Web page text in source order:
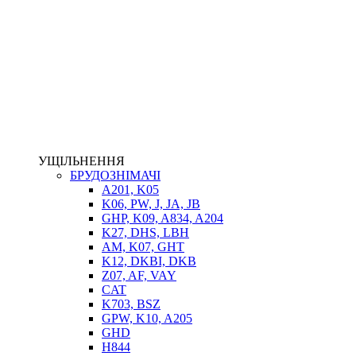
ВТУЛКИ
УЩІЛЬНЕННЯ
БРУДОЗНІМАЧІ
A201, K05
K06, PW, J, JA, JB
GHP, K09, A834, A204
K27, DHS, LBH
AM, K07, GHT
K12, DKBI, DKB
Z07, AF, VAY
CAT
K703, BSZ
GPW, K10, A205
GHD
H844